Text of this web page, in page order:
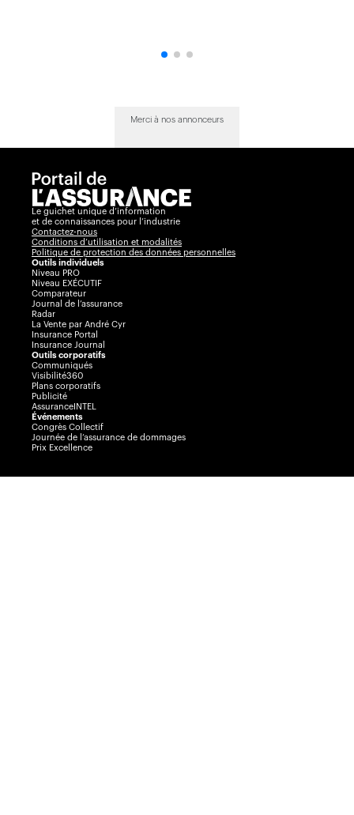
Merci à nos annonceurs
Le guichet unique d’information
et de connaissances pour l’industrie
Contactez-nous
Conditions d’utilisation et modalités
Politique de protection des données personnelles
Outils individuels
Niveau PRO
Niveau EXÉCUTIF
Comparateur
Journal de l’assurance
Radar
La Vente par André Cyr
Insurance Portal
Insurance Journal
Outils corporatifs
Communiqués
Visibilité360
Plans corporatifs
Publicité
AssuranceINTEL
Événements
Congrès Collectif
Journée de l’assurance de dommages
Prix Excellence